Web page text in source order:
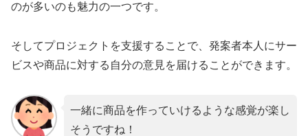
のが多いのも魅力の一つです。
そしてプロジェクトを支援することで、発案者本人にサー
ビスや商品に対する自分の意見を届けることができます。
一緒に商品を作っていけるような感覚が楽し
そうですね！